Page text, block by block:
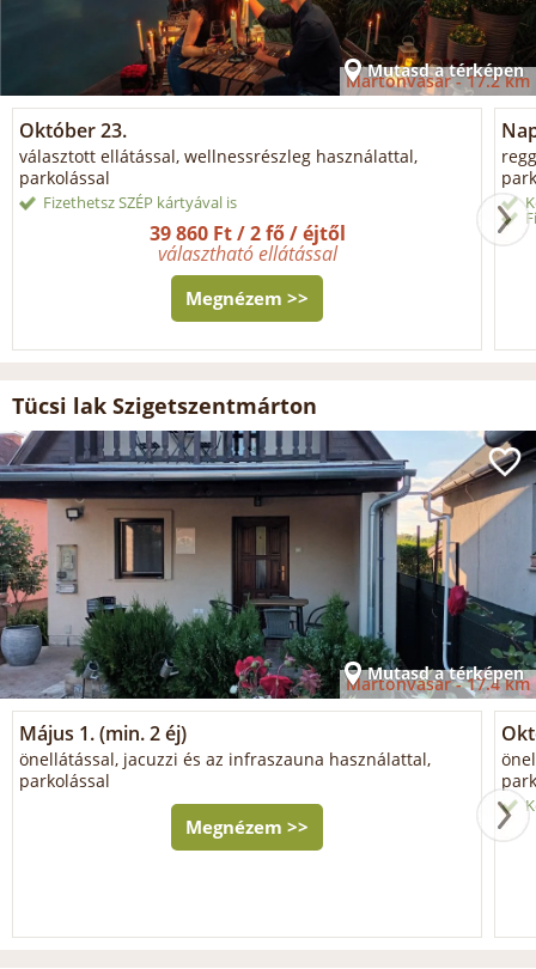
Mutasd a térképen
Martonvásár -17.2 km
Október 23.
választott ellátással, wellnessrészleg használattal,
parkolással
Fizethetsz SZÉP kártyával is
39 860 Ft / 2 fő / éjtől
választható ellátással
Megnézem >>
Tücsi lak Szigetszentmárton
Mutasd a térképen
Martonvásár -17.4 km
Május 1. (min. 2 éj)
önellátással, jacuzzi és az infraszauna használattal,
parkolással
Megnézem >>